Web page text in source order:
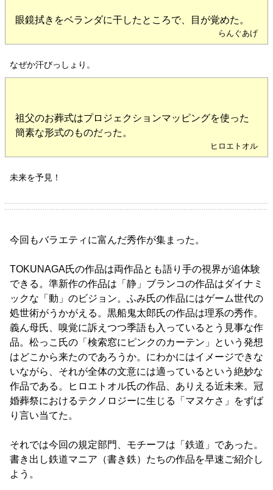
眼鏡拭きをベランダに干したところで、目が覚めた。
らんぐあげ
なぜか汗びっしょり。
祖父のお葬式はプロジェクションマッピングを使った
簡素な形式のものだった。
ヒロエトオル
未来を予見！
今回もバラエティに富んだ秀作が集まった。
TOKUNAGA氏の作品は両作品とも語り手の視界が追体験
できる。準新作の作品は「静」ブランコの作品はダイナミ
ックな「動」のビジョン。ふみ氏の作品にはゲーム世代の
処世術がうかがえる。黒船鬼太郎氏の作品は理系の秀作。
義ん母氏、嗅覚に訴えつつ季語も入っているとう見事な作
品。松っこ氏の「検索窓にピンクのカーテン」という発想
はどこから来たのであろうか。にわかにはイメージできな
いながら、それが全体の文意には適っているという絶妙な
作品である。ヒロエトオル氏の作品、ありえる近未来。冠
婚葬祭におけるテクノロジーに生じる「マヌケさ」をずば
り言い当てた。
それでは今回の規定部門、モチーフは「鉄道」であった。
書き出し鉄道マニア（書き鉄）たちの作品を早速ご紹介し
よう。